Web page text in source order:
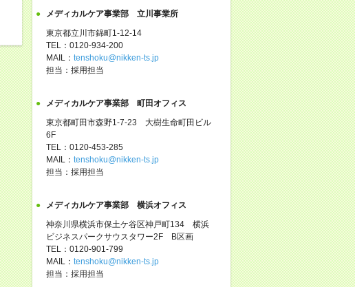
メディカルケア事業部 立川事業所
東京都立川市錦町1-12-14
TEL：0120-934-200
MAIL： tenshoku@nikken-ts.jp
担当：採用担当
メディカルケア事業部 町田オフィス
東京都町田市森野1-7-23 大樹生命町田ビル
6F
TEL：0120-453-285
MAIL： tenshoku@nikken-ts.jp
担当：採用担当
メディカルケア事業部 横浜オフィス
神奈川県横浜市保土ケ谷区神戸町134 横浜
ビジネスパークサウスタワー2F B区画
TEL：0120-901-799
MAIL： tenshoku@nikken-ts.jp
担当：採用担当